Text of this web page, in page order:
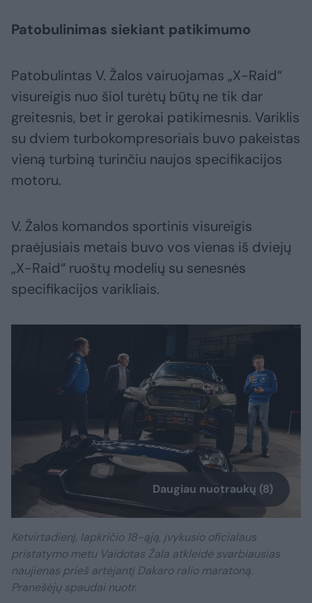
Patobulinimas siekiant patikimumo
Patobulintas V. Žalos vairuojamas „X-Raid“
visureigis nuo šiol turėtų būtų ne tik dar
greitesnis, bet ir gerokai patikimesnis. Variklis
su dviem turbokompresoriais buvo pakeistas
vieną turbiną turinčiu naujos specifikacijos
motoru.
V. Žalos komandos sportinis visureigis
praėjusiais metais buvo vos vienas iš dviejų
„X-Raid“ ruoštų modelių su senesnės
specifikacijos varikliais.
Daugiau nuotraukų (8)
Ketvirtadienį, lapkričio 18-ąją, įvykusio oficialaus
pristatymo metu Vaidotas Žala atkleidė svarbiausias
naujienas prieš artėjantį Dakaro ralio maratoną.
Pranešėjų spaudai nuotr.